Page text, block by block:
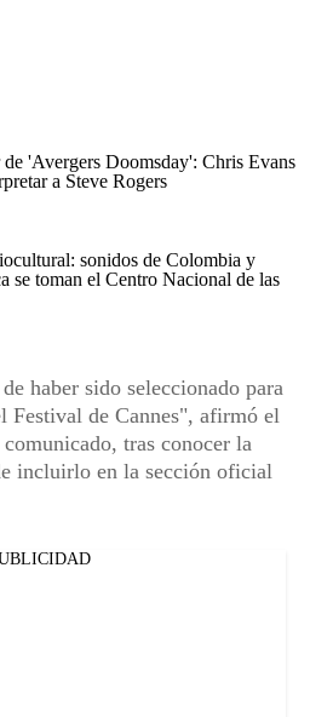
'Avergers Doomsday': Chris Evans
a Steve Rogers
sonidos de Colombia y
se toman el Centro Nacional de las
haber sido seleccionado para
Festival de Cannes", afirmó el
tras conocer la
incluirlo en la sección oficial